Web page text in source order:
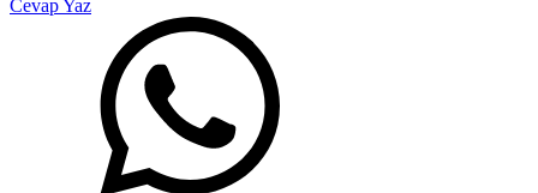
Cevap Yaz